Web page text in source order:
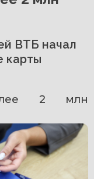
ВТБ начал
карты
2 млн